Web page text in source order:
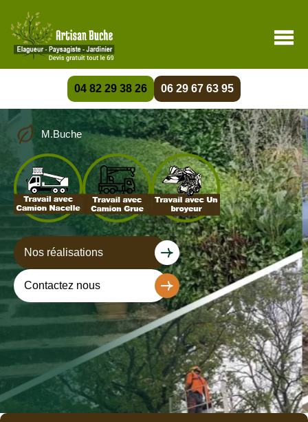
04 82 29 38 26 06 29 67 63 95
M.Buche
Nos réalisations
Contactez nous